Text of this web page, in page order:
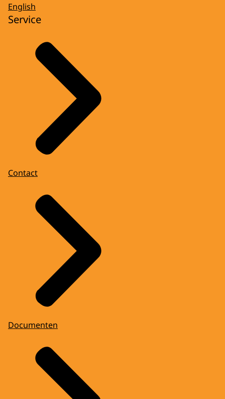
English
Service
Contact
Documenten